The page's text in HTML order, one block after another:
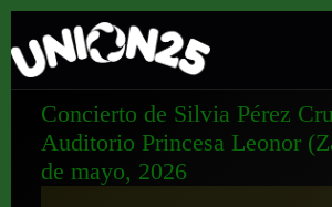
Concierto de Silvia Pérez
Auditorio Princesa Leonor
de mayo, 2026